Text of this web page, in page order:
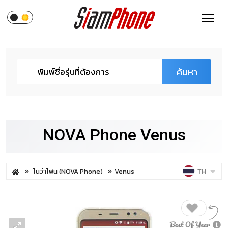
ค้นหา
NOVA Phone Venus
โนว่าโฟน (NOVA Phone) Venus TH